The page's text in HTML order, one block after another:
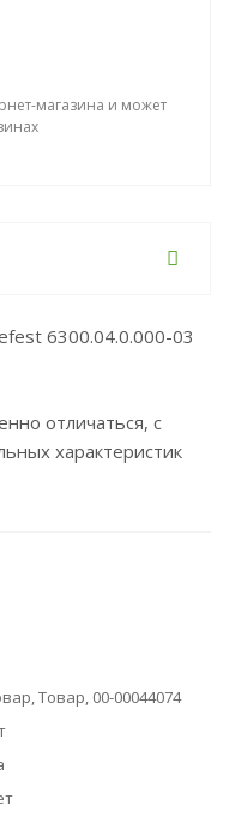
магазина и может
6300.04.0.000-03
отличаться, с
характеристик
Товар, 00-00044074